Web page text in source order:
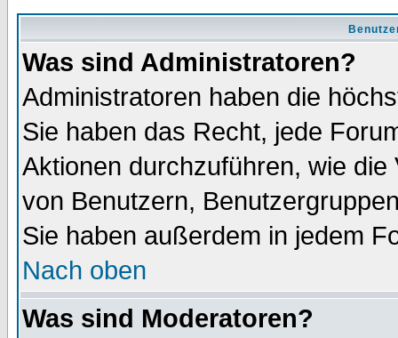
Was sind Administratoren?
Administratoren haben die
Sie haben das Recht, jede
Aktionen durchzuführen, wie
von Benutzern,
Sie haben außerdem in jedem
Nach oben
Was sind Moderatoren?